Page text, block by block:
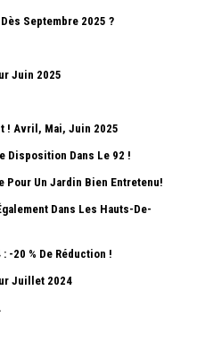
Septembre 2025 ?
Juin 2025
! Avril, Mai, Juin 2025
Disposition Dans Le 92 !
Pour Un Jardin Bien Entretenu!
Dans Les Hauts-De-
-20 % De Réduction !
Juillet 2024